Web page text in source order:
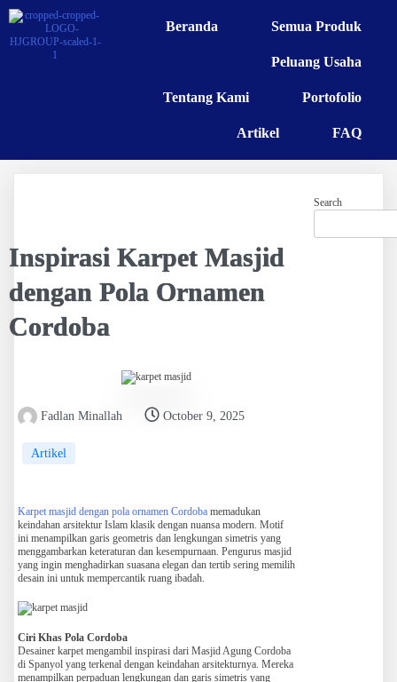
Beranda Semua Produk
Peluang Usaha
Tentang Kami Portofolio
Artikel FAQ
Inspirasi Karpet Masjid
dengan Pola Ornamen
Cordoba
Fadlan Minallah October 9, 2025
Artikel
Karpet masjid dengan pola ornamen Cordoba memadukan
keindahan arsitektur Islam klasik dengan nuansa modern. Motif
ini menampilkan garis geometris dan lengkungan simetris yang
menggambarkan keteraturan dan kesempurnaan. Pengurus masjid
yang ingin menghadirkan suasana elegan dan tertib sering memilih
desain ini untuk mempercantik ruang ibadah.
Ciri Khas Pola Cordoba
Desainer karpet mengambil inspirasi dari Masjid Agung Cordoba
di Spanyol yang terkenal dengan keindahan arsitekturnya. Mereka
menampilkan perpaduan lengkungan dan garis simetris yang
Search